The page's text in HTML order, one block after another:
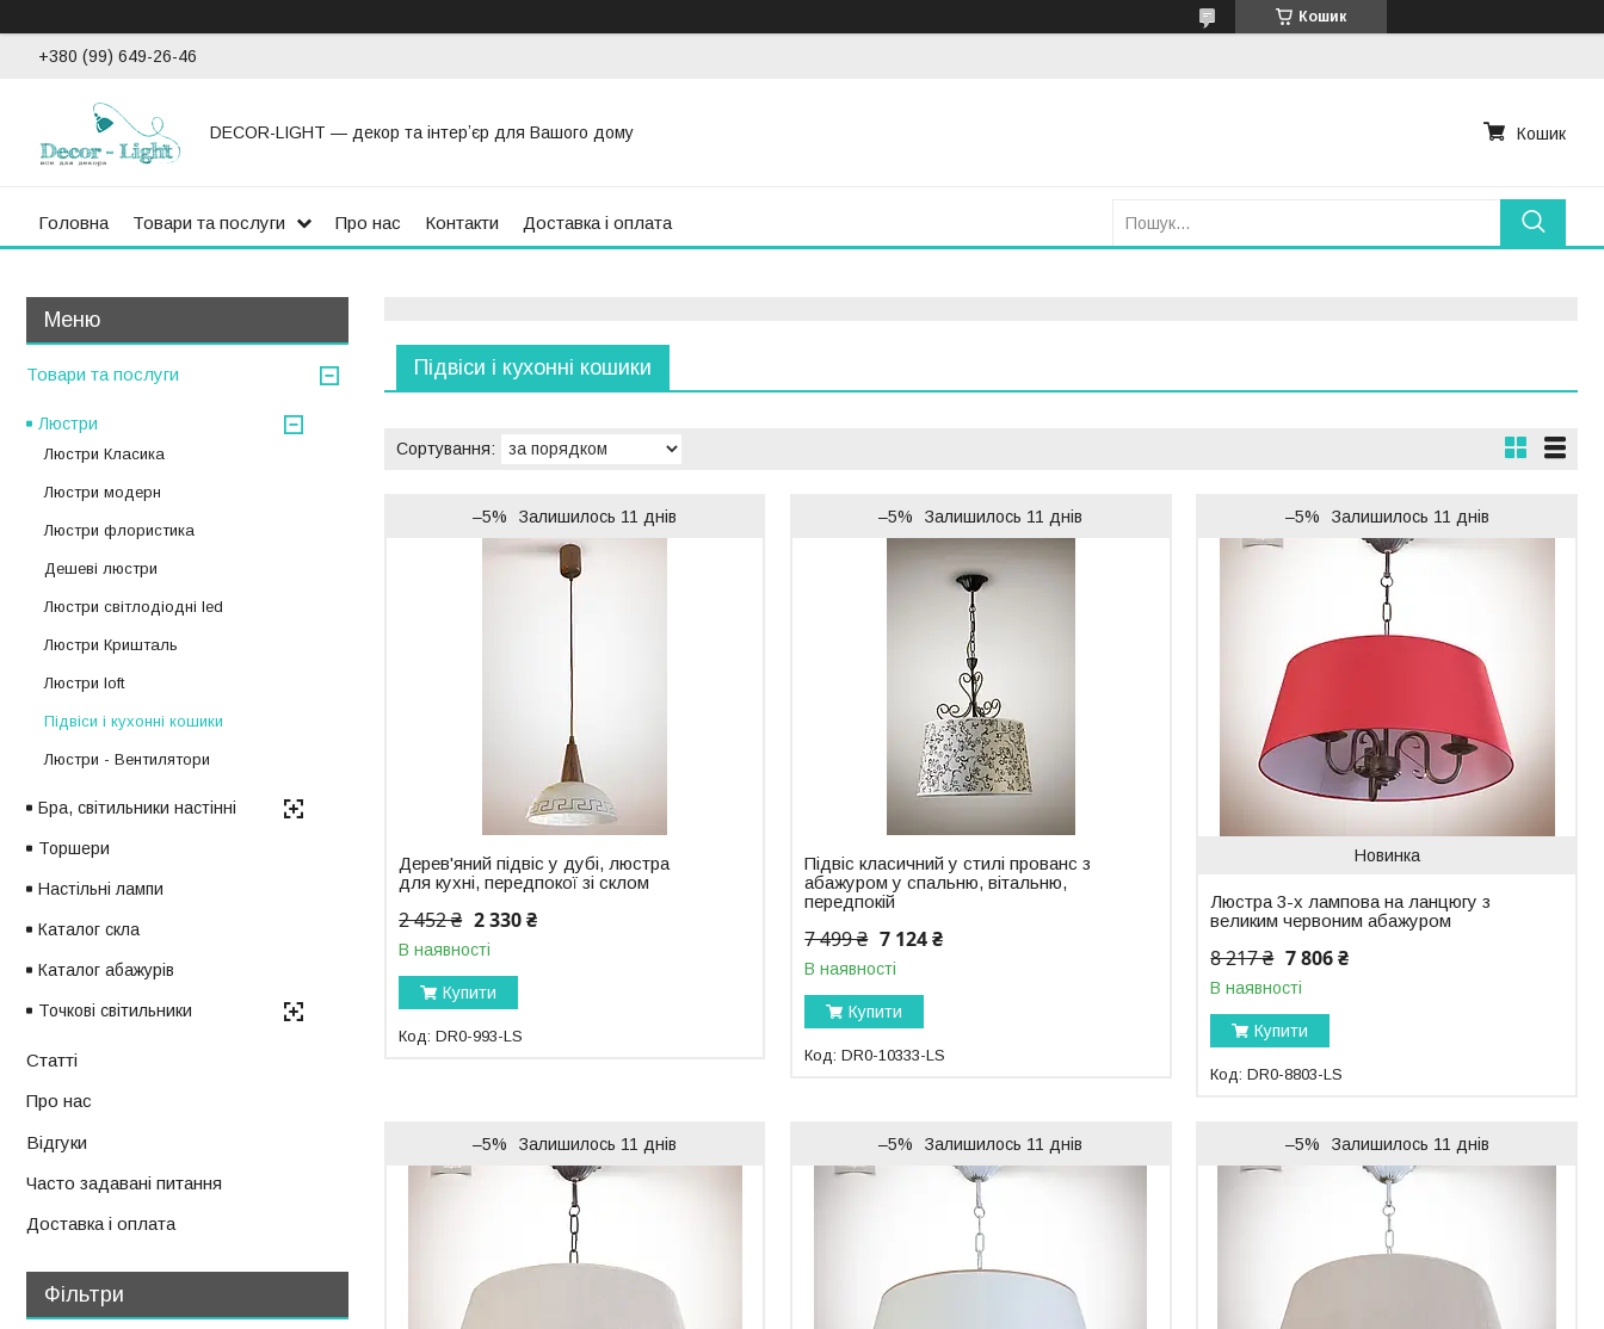
Кошик
+380 (99) 649-26-46
DECOR-LIGHT — декор та інтерʼєр для Вашого дому Кошик
Головна Товари та послуги Про нас Контакти Доставка і оплата
Підвіси і кухонні кошики
–5% Залишилось 11 днів
Дерев'яний підвіс у дубі, люстра
для кухні, передпокої зі склом
2 452 ₴ 2 330 ₴
В наявності
Купити
DR0-993-LS
–5% Залишилось 11 днів
Підвіс класичний у стилі прованс з
абажуром у спальню, вітальню,
передпокій
7 499 ₴ 7 124 ₴
В наявності
Купити
DR0-10333-LS
–5% Залишилось 11 днів
Новинка
Люстра 3-х лампова на ланцюгу з
великим червоним абажуром
8 217 ₴ 7 806 ₴
В наявності
Купити
DR0-8803-LS
–5% Залишилось 11 днів –5% Залишилось 11 днів –5% Залишилось 11 днів
Товари та послуги
Люстри
Люстри Класика
Люстри модерн
Люстри флористика
Дешеві люстри
Люстри світлодіодні led
Люстри Кришталь
Люстри loft
Підвіси і кухонні кошики
Люстри - Вентилятори
Бра, світильники настінні
Торшери
Настільні лампи
Каталог скла
Каталог абажурів
Точкові світильники
Статті
Про нас
Відгуки
Часто задавані питання
Доставка і оплата
Фільтри